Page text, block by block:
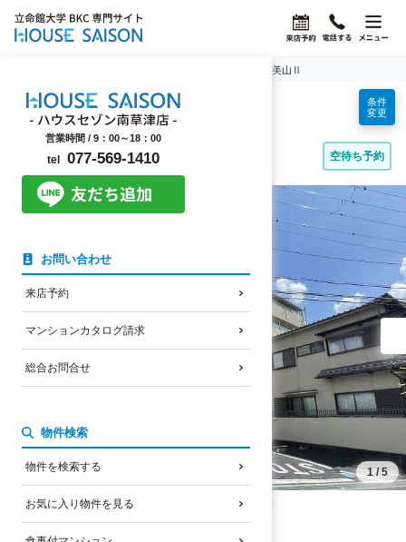
営業時間 / 9：00～18：00
tel 077-569-1410
お問い合わせ
来店予約
マンションカタログ請求
総合お問合せ
物件検索
物件を検索する
お気に入り物件を見る
コープ美山Ⅱ
コープ美山Ⅱ
立命館大学生におすすめの賃貸マンション
野路エリア 空待ち予約
コープ美山Ⅱの外観・共用部写真
1/5
★通学動画あり
立命館大学BKCまで自転車 1800
家賃
条件
変更